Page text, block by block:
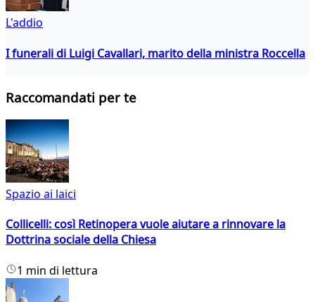
L'addio
I funerali di Luigi Cavallari, marito della ministra Roccella
Raccomandati per te
Spazio ai laici
Collicelli: così Retinopera vuole aiutare a rinnovare la
Dottrina sociale della Chiesa
1 min di lettura